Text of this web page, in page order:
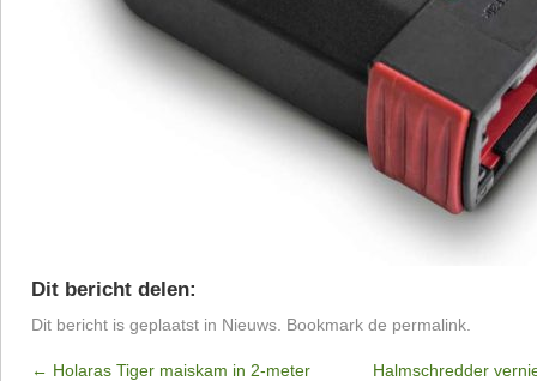
Dit bericht delen:
Dit bericht is geplaatst in Nieuws . Bookmark de permalink
← Holaras Tiger maiskam in 2-meter
Halmschredder